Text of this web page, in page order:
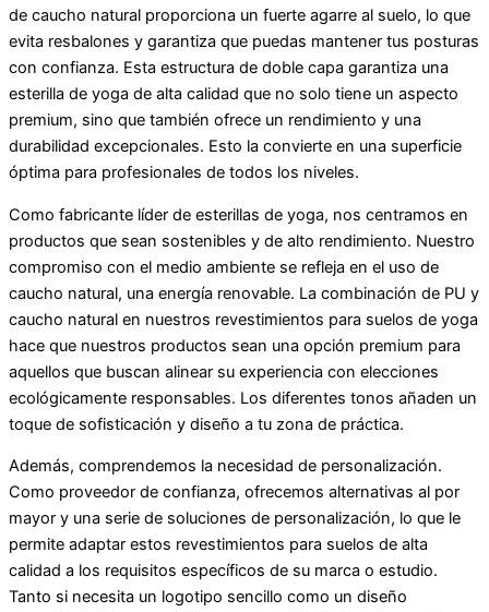
de caucho natural proporciona un fuerte agarre al suelo, lo que
evita resbalones y garantiza que puedas mantener tus posturas
con confianza. Esta estructura de doble capa garantiza una
esterilla de yoga de alta calidad que no solo tiene un aspecto
premium, sino que también ofrece un rendimiento y una
durabilidad excepcionales. Esto la convierte en una superficie
óptima para profesionales de todos los niveles.
Como fabricante líder de esterillas de yoga, nos centramos en
productos que sean sostenibles y de alto rendimiento. Nuestro
compromiso con el medio ambiente se refleja en el uso de
caucho natural, una energía renovable. La combinación de PU y
caucho natural en nuestros revestimientos para suelos de yoga
hace que nuestros productos sean una opción premium para
aquellos que buscan alinear su experiencia con elecciones
ecológicamente responsables. Los diferentes tonos añaden un
toque de sofisticación y diseño a tu zona de práctica.
Además, comprendemos la necesidad de personalización.
Como proveedor de confianza, ofrecemos alternativas al por
mayor y una serie de soluciones de personalización, lo que le
permite adaptar estos revestimientos para suelos de alta
calidad a los requisitos específicos de su marca o estudio.
Tanto si necesita un logotipo sencillo como un diseño